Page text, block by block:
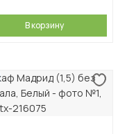
В корзину